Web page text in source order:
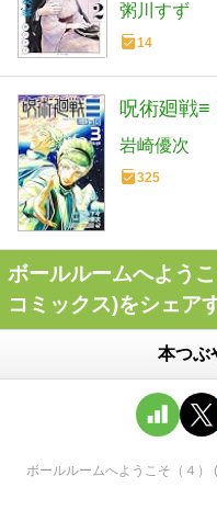
粥川すず
14
呪術廻戦≡
岩崎優次
325
ボールルームへよう
コミックス)をシェア
本つぶ
ボールルームへようこそ（４）